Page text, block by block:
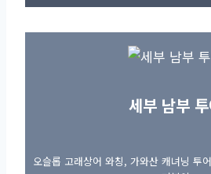
세부 남부
오슬롭 고래상어 와칭, 가와산 캐녀닝 투